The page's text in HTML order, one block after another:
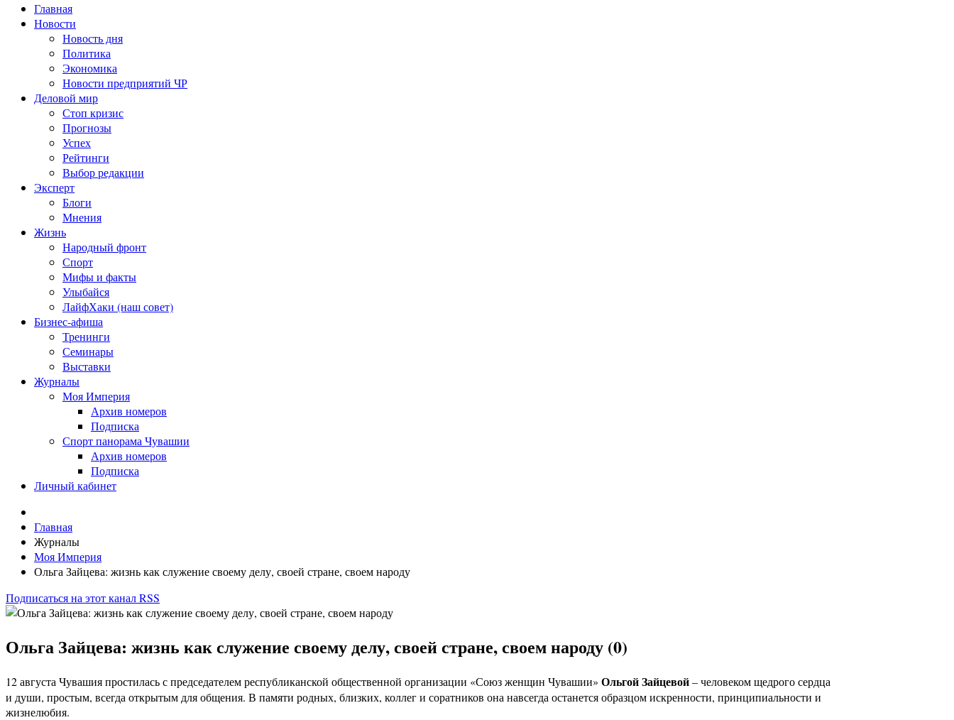
Главная
Новости
Новость дня
Политика
Экономика
Новости предприятий ЧР
Деловой мир
Стоп кризис
Прогнозы
Успех
Рейтинги
Выбор редакции
Эксперт
Блоги
Мнения
Жизнь
Народный фронт
Спорт
Мифы и факты
Улыбайся
ЛайфХаки (наш совет)
Бизнес-афиша
Тренинги
Семинары
Выставки
Журналы
Моя Империя
Архив номеров
Подписка
Спорт панорама Чувашии
Архив номеров
Подписка
Личный кабинет
Главная
Журналы
Моя Империя
Ольга Зайцева: жизнь как служение своему делу, своей стране, своем народу
Подписаться на этот канал RSS
Ольга Зайцева: жизнь как служение своему делу, своей стране, своем народу (0)
12 августа Чувашия простилась с председателем республиканской общественной организации «Союз женщин Чувашии» Ольгой Зайцевой– человеком щедрого сердца
и души, простым, всегда открытым для общения. В памяти родных, близких, коллег и соратников она навсегда останется образцом искренности, принципиальности и
жизнелюбия.